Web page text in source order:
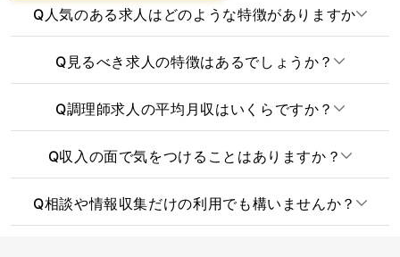
Q 人気のある求人はどのような特徴がありますか
Q 見るべき求人の特徴はあるでしょうか？
Q調理師求人の平均月収はいくらですか？
Q収入の面で気をつけることはありますか？
Q相談や情報収集だけの利用でも構いませんか？